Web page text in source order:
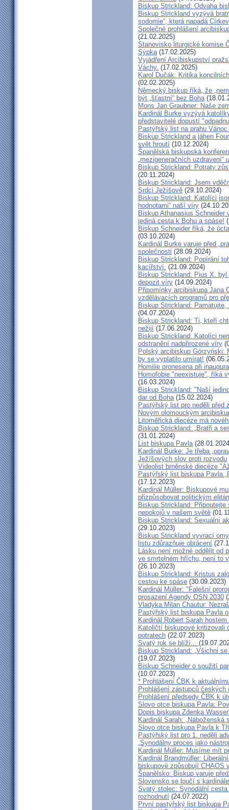
Biskup Strickland: Odvaha
Biskup Strickland vyzývá
sodomie“, která napadá Církev
Společné prohlášení
(21.02.2025)
Stanovisko liturgické komise
Sýpka(17.02.2025)
Vyjádření Arcibiskupství
Váchy. (17.02.2025)
Karol Dučák: Kritika
(02.02.2025)
Německý biskup říká, že
být „šťastní“ bez Boha
Mons Jan Graubner: Naše
Kardinál Burke vyzývá
představitelé dopustí
Pastýřský list na prahu
Biskup Strickland a jáhen
svět hroutí (10.12.2024)
Španělská biskupská
„mezigeneračních
Biskup Strickland: Potraty
(20.11.2024)
Biskup Strickland: Jsem
Srdci Ježíšově (29.10.2024)
Biskup Strickland: Katolíci
hodnotami“ naší víry
Biskup Athanasius
jediná cesta k Bohu a spáse!
Biskup Schneider říká, že
(03.10.2024)
Kardinál Burke varuje před
společnosti (28.09.2024)
Biskup Strickland: Popírání
kacířství. (21.09.2024)
Biskup Strickland: Pius X.
depozit víry (14.09.2024)
Připomínky arcibiskupa Jana
vzdělávacích programů pro
Biskup Strickland:
(04.07.2024)
Biskup Strickland: Ti, kteří
nežijí (17.06.2024)
Biskup Strickland: Katolíci
odstranění nadpřirozené víry
Polský arcibiskup Górzyński:
by se vyplatilo umírat!
Homilie pronesena při
Homofobie "neexistuje", říká
(16.03.2024)
Biskup Strickland: "Naší
dar od Boha(15.02.2024)
Pastýřský list pro neděli před
Novým olomouckým
Litoměřická diecéze má
Biskup Strickland: „Bratři a
(31.01.2024)
List biskupa Pavla
Kardinál Burke: Je třeba
Ježíšových slov proti rozvodu
Videolist brněnské diecéze
Pastýřský list biskupa Pavla
(17.12.2023)
Kardinál Müller: Biskupové
přizpůsobovat politickým
Biskup Strickland:
nepokojů v našem světě
Biskup Strickland: Sexuální
(29.10.2023)
Biskup Strickland vyvrací
listu zdůrazňuje obrácení
Lásku není možné oddělit od
ve smrtelném hříchu, není to
(26.10.2023)
Biskup Strickland: Kristus
cestou ke spáse (30.09.2023)
Kardinál Müller: "Falešní
prosazení Agendy OSN 2030
Vladyka Milan Chautur:
Pastýřský list biskupa Pavla
Kardinál Robert Sarah
Katoličtí biskupové kritizovali
potratech (22.07.2023)
Svatý rok se blíží...
Biskup Strickland: „Všichni
(19.07.2023)
Biskup Schneider o soužití
(10.07.2023)
* Prohlášení ČBK k
Prohlášení zástupců
Prohlášení předsedy ČBK k
Slovo otce biskupa Pavla:
Dopis biskupa Zdenka
Kardinál Sarah: „Náboženská
Slovo otce biskupa Pavla k
Pastýřský list pro 1. neděli
„Synodálny proces jako
Kardinál Müller: Musíme mít
Kardinál Brandmüller:
biskupové způsobují CHAOS
Španělsko: Biskup varuje
Slovensko se loučí s
Svatý stolec: Synodální
rozhodnutí (24.07.2022)
První pastýřský list biskupa